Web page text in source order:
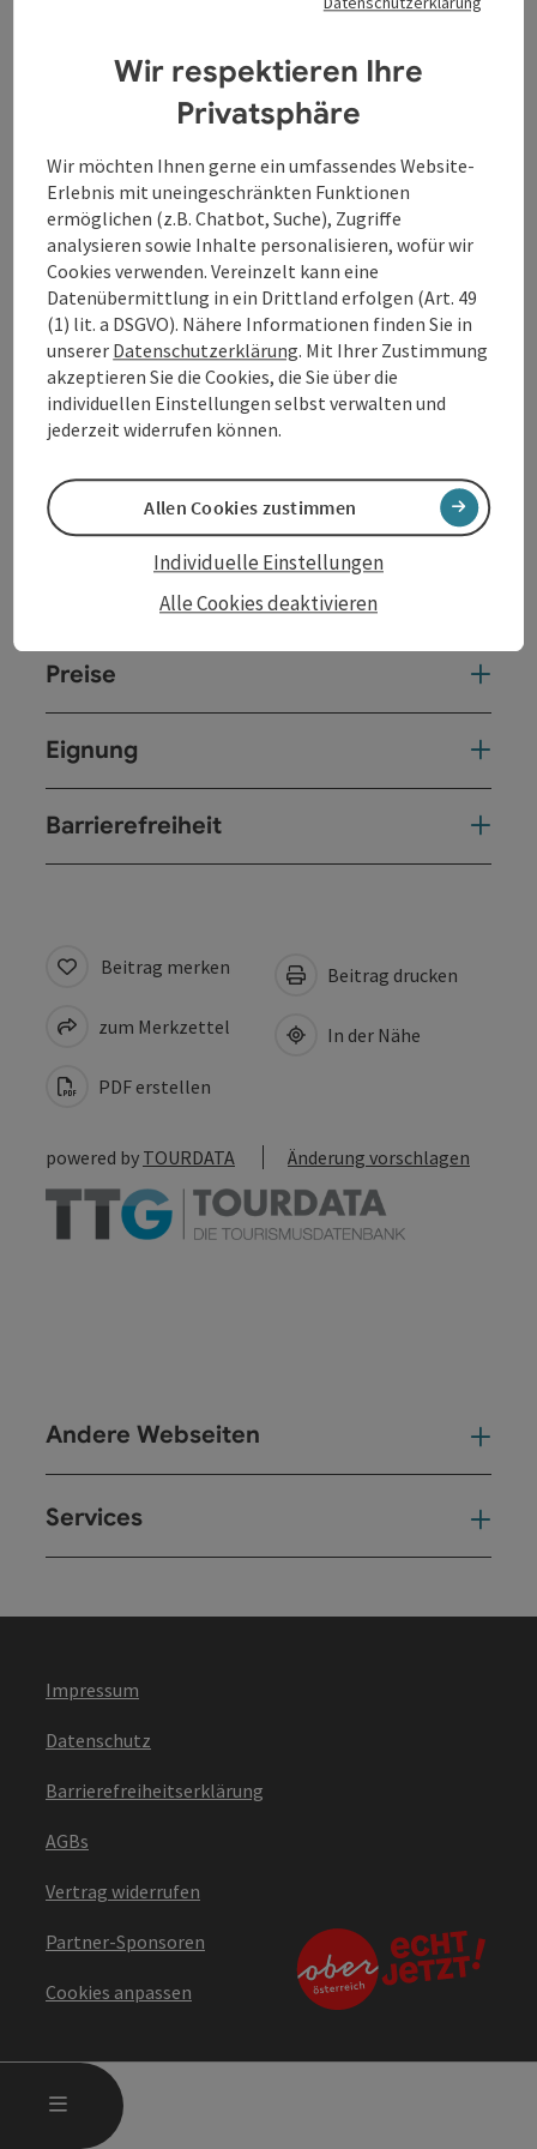
MENÜ
Sonderfahrt jeden 1. Sonntag/ Monat von Mai bis
Verlängerte Hafentour mit Guide an Bord!
Dauer 10.15 Uhr bis 11.45 Uhr
Abfahrtsort:
Donaupark beim Kunstmuseum Lentos, Wurm & Noé-
Anlegestelle in Linz
Kontakt
Veranstaltungstermin/e
Veranstaltungsort
Anreise/Lage
Preise
Eignung
Barrierefreiheit
Beitrag merken
zum Merkzettel
PDF erstellen
Beitrag drucken
In der Nähe
powered by TOURDATA Änderung vorschlagen
Andere Webseiten
Services
Impressum
Datenschutz
Barrierefreiheitserklärung
AGBs
Vertrag widerrufen
Partner-Sponsoren
Cookies anpassen
Wir respektieren Ihre
Privatsphäre
Wir möchten Ihnen gerne ein umfassendes Website-
Erlebnis mit uneingeschränkten Funktionen
ermöglichen (z.B. Chatbot, Suche), Zugriffe
analysieren sowie Inhalte personalisieren, wofür wir
Cookies verwenden. Vereinzelt kann eine
Datenübermittlung in ein Drittland erfolgen (Art. 49
(1) lit. a DSGVO). Nähere Informationen finden Sie in
unserer Datenschutzerklärung. Mit Ihrer Zustimmung
akzeptieren Sie die Cookies, die Sie über die
individuellen Einstellungen selbst verwalten und
jederzeit widerrufen können.
Alle Cookies deaktivieren
Individuelle Einstellungen
Allen Cookies zustimmen